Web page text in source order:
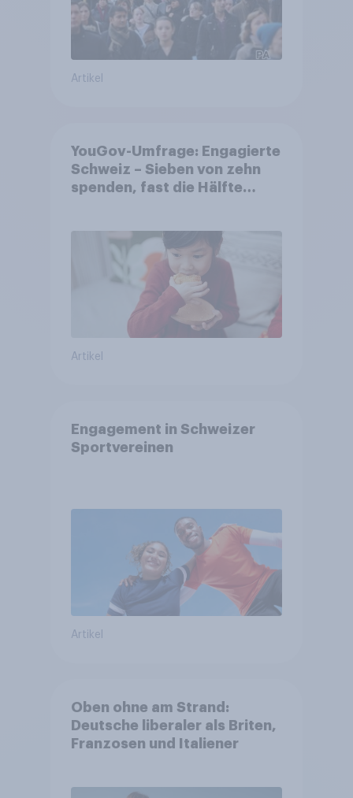
Artikel
YouGov-Umfrage: Engagierte
Schweiz – Sieben von zehn
spenden, fast die Hälfte
Artikel
Engagement in Schweizer
Sportvereinen
Artikel
Oben ohne am Strand:
Deutsche liberaler als Briten,
Franzosen und Italiener